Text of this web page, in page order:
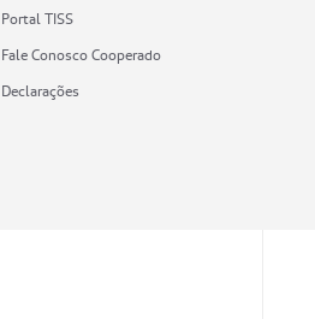
Portal TISS
Fale Conosco Cooperado
Declarações